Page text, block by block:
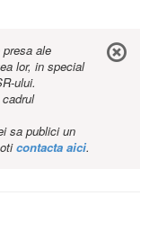
ale
lor, in special
ului.
sa publici un
contacta aici.